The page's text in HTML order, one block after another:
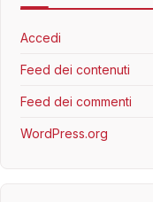
Accedi
Feed dei contenuti
Feed dei commenti
WordPress.org